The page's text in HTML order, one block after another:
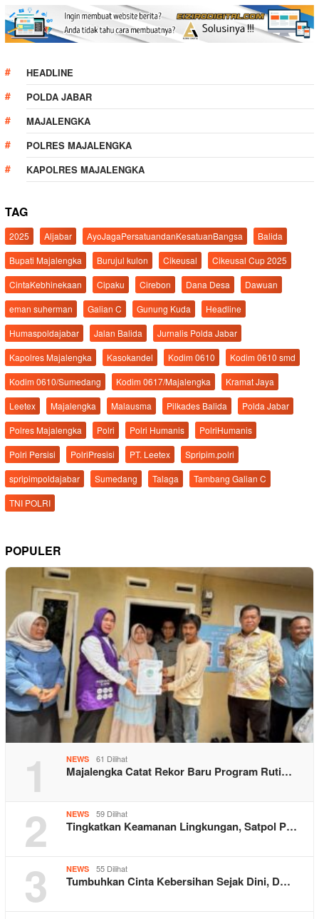
HEADLINE
POLDA JABAR
MAJALENGKA
POLRES MAJALENGKA
KAPOLRES MAJALENGKA
TAG
2025 Aljabar AyoJagaPersatuandanKesatuanBangsa
Balida
Bupati Majalengka
Burujul kulon Cikeusal
Cikeusal Cup 2025
CintaKebhinekaan
Cipaku Cirebon Dana Desa
Dawuan
eman suherman
Galian C Gunung Kuda
Headline
Humaspoldajabar
Jalan Balida
Jurnalis Polda Jabar
Kapolres Majalengka
Kasokandel Kodim 0610
Kodim 0610 smd
Kodim 0610/Sumedang
Kodim 0617/Majalengka
Kramat Jaya
Leetex
Majalengka Malausma Pilkades Balida
Polda Jabar
Polres Majalengka
Polri Polri Humanis
PolriHumanis
Polri Persisi
PolriPresisi PT. Leetex
Spripim.polri
spripimpoldajabar
Sumedang Talaga
Tambang Galian C
TNI POLRI
POPULER
1 NEWS 61 Dilihat
Majalengka Catat Rekor Baru Program Ruti…
2 NEWS 59 Dilihat
Tingkatkan Keamanan Lingkungan, Satpol P…
3 NEWS 55 Dilihat
Tumbuhkan Cinta Kebersihan Sejak Dini, D…